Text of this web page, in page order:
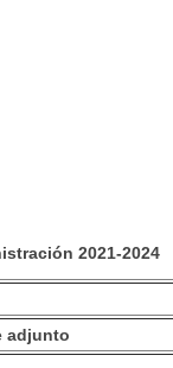
2021-2024
adjunto